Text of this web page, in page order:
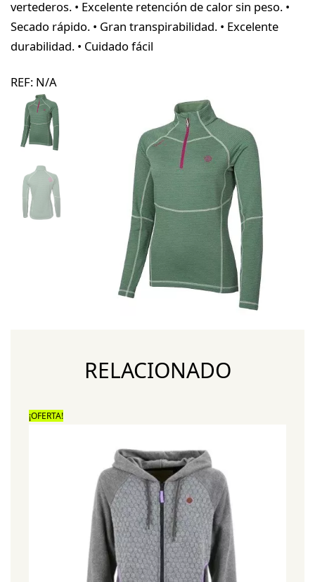
vertederos. • Excelente retención de calor sin peso. •
Secado rápido. • Gran transpirabilidad. • Excelente
durabilidad. • Cuidado fácil
REF: N/A
RELACIONADO
¡OFERTA!